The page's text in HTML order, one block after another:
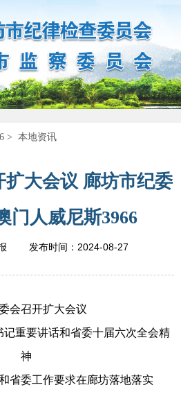
> 本地资讯
大会议 廊坊市纪委
门人威尼斯3966
发布时间： 2024-08-27
会召开扩大会议
重要讲话和省委十届六次全会精
神
省委工作要求在廊坊落地落实